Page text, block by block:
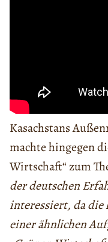
Kasachstans
machte hingegen
Wirtschaft“ zum
der deutschen
interessiert, da die
einer ähnlichen